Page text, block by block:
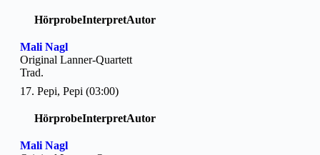
HörprobeInterpretAutor
Mali Nagl
Original Lanner-Quartett
Trad.
17. Pepi, Pepi (03:00)
HörprobeInterpretAutor
Mali Nagl